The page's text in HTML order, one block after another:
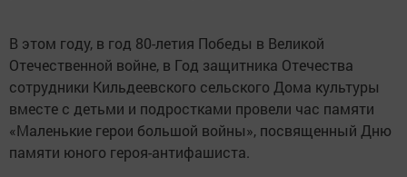
В этом году, в год 80-летия Победы в Великой
Отечественной войне, в Год защитника Отечества
сотрудники Кильдеевского сельского Дома культуры
вместе с детьми и подростками провели час памяти
«Маленькие герои большой войны», посвященный Дню
памяти юного героя-антифашиста.